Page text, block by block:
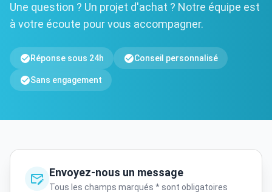
Une question ? Un projet d'achat ? Notre équipe est
à votre écoute pour vous accompagner.
Réponse sous 24h Conseil personnalisé
Sans engagement
Envoyez-nous un message
Tous les champs marqués * sont obligatoires